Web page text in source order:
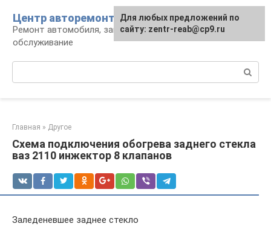
контенту
Центр авторемонта
Ремонт автомобиля, запчасти и
обслуживание
Главная » Другое
Схема подключения обогрева заднего стекла
ваз 2110 инжектор 8 клапанов
Заледеневшее заднее стекло
Для любых предложений по
сайту: zentr-reab@cp9.ru